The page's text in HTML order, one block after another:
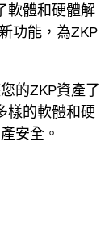
軟體和硬體解
功能，為ZKP
的ZKP資產了
樣的軟體和硬
安全。